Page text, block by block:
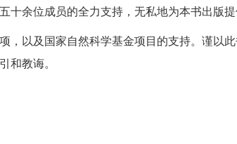
余位成员的全力支持，无私地为本书出版提
以及国家自然科学基金项目的支持。谨以此
和教诲。